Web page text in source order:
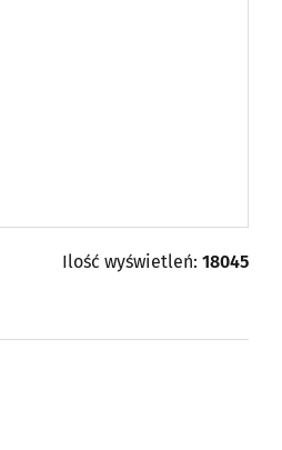
Ilość wyświetleń: 18045